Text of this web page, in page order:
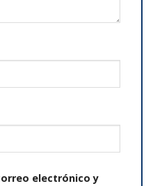
electrónico y